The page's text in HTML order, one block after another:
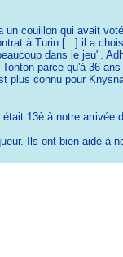
couillon qui avait
à Turin [...] il a
dans le jeu".
parce qu'à 36
plus connu pour
13è à notre arrivée
Ils ont bien aidé à